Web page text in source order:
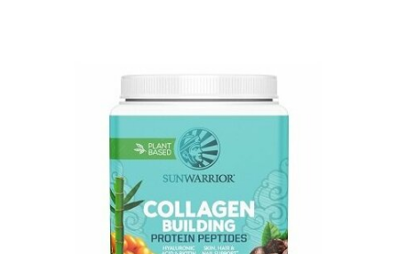
L’ÉQUILIBRE PARFAIT ENTRE DOUCEUR ET INTENSITÉ
Un café riche avec un soupçon de caramel pour un
moment de pure détente… ou de concentration avant le
Une énergie immédiate et stable, sans pic de glycémie,
qui vous accompagne toute la matinée et un allié parfait
après l’entraînement.